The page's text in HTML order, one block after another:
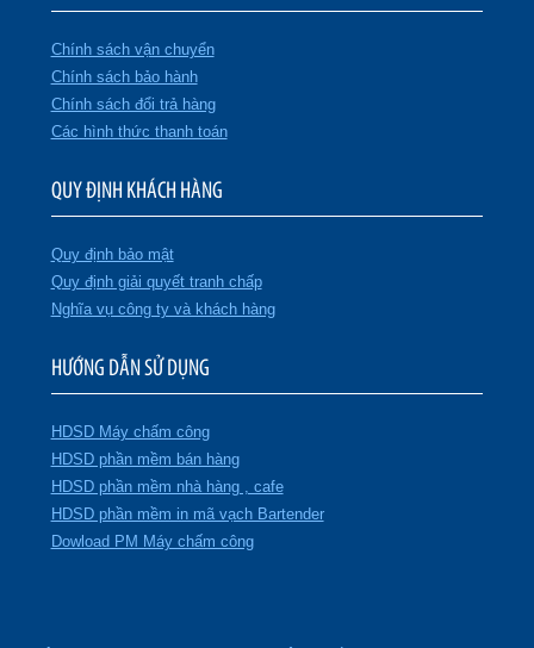
Chính sách vận chuyển
Chính sách bảo hành
Chính sách đổi trả hàng
Các hình thức thanh toán
QUY ĐỊNH KHÁCH HÀNG
Quy định bảo mật
Quy định giải quyết tranh chấp
Nghĩa vụ công ty và khách hàng
HƯỚNG DẪN SỬ DỤNG
HDSD Máy chấm công
HDSD phần mềm bán hàng
HDSD phần mềm nhà hàng , cafe
HDSD phần mềm in mã vạch Bartender
Dowload PM Máy chấm công